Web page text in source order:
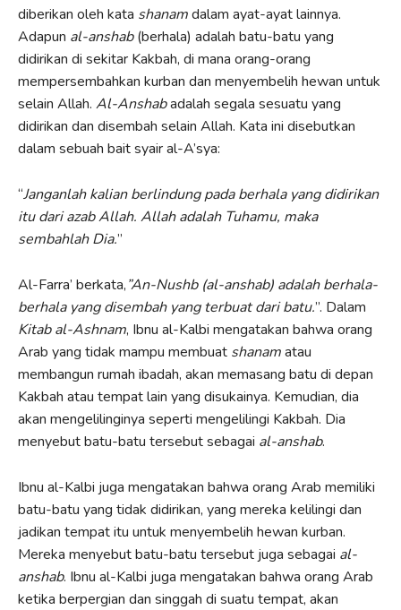
diberikan oleh kata shanamdalam ayat-ayat lainnya.
Adapun al-anshab(berhala) adalah batu-batu yang
didirikan di sekitar Kakbah, di mana orang-orang
mempersembahkan kurban dan menyembelih hewan untuk
selain Allah. Al-Anshabadalah segala sesuatu yang
didirikan dan disembah selain Allah. Kata ini disebutkan
dalam sebuah bait syair al-A’sya:
“Janganlah kalian berlindung padaberhala yang didirikan
itudari azab Allah. Allah adalah Tuhamu, maka
sembahlah Dia.”
Al-Farra’ berkata,”An-Nushb (al-anshab) adalah berhala-
berhala yang disembah yang terbuat dari batu.”. Dalam
Kitab al-Ashnam, Ibnu al-Kalbi mengatakan bahwa orang
Arab yang tidak mampu membuat shanamatau
membangun rumah ibadah, akan memasang batu di depan
Kakbah atau tempat lain yang disukainya. Kemudian, dia
akan mengelilinginya seperti mengelilingi Kakbah. Dia
menyebut batu-batu tersebut sebagai al-anshab.
Ibnu al-Kalbi juga mengatakan bahwa orang Arab memiliki
batu-batu yang tidak didirikan, yang mereka kelilingi dan
jadikan tempat itu untuk menyembelih hewan kurban.
Mereka menyebut batu-batu tersebut juga sebagai al-
anshab. Ibnu al-Kalbi juga mengatakan bahwa orang Arab
ketika berpergian dan singgah di suatu tempat, akan